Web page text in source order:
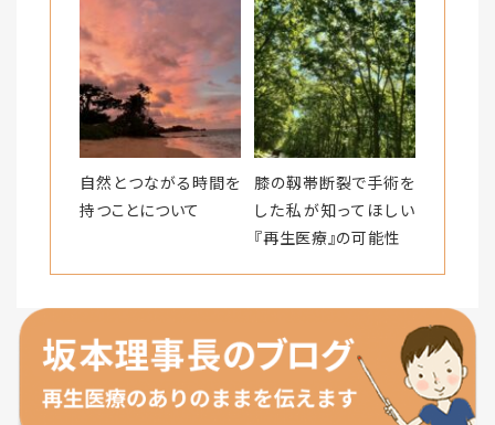
自然とつながる時間を
持つことについて
膝の靱帯断裂で手術を
した私が知ってほしい
『再生医療』の可能性